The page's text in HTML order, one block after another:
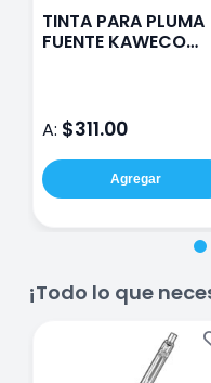
TINTA PARA PLUMA
FUENTE KAWECO
A: $311.00
Agregar
¡Todo lo que